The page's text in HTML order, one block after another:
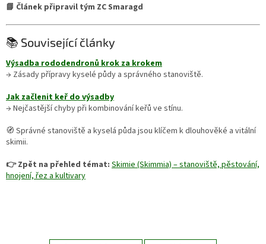
📘 Článek připravil tým ZC Smaragd
📚 Související články
Výsadba rododendronů krok za krokem
→ Zásady přípravy kyselé půdy a správného stanoviště.
Jak začlenit keř do výsadby
→ Nejčastější chyby při kombinování keřů ve stínu.
🧭 Správné stanoviště a kyselá půda jsou klíčem k dlouhověké a vitální
skimii.
👉 Zpět na přehled témat: Skimie (Skimmia) – stanoviště, pěstování,
hnojení, řez a kultivary